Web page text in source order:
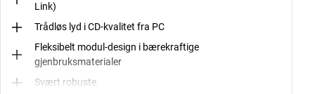
Link)
Trådløs lyd i CD-kvalitet fra PC
Fleksibelt modul-design i bærekraftige
gjenbruksmaterialer
Svært robuste